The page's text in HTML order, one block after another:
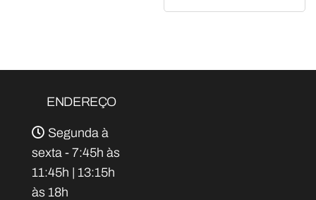
ENDEREÇO
Segunda à
sexta - 7:45h às
11:45h | 13:15h
às 18h